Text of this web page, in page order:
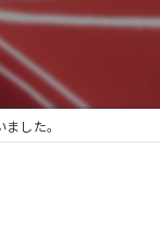
した。